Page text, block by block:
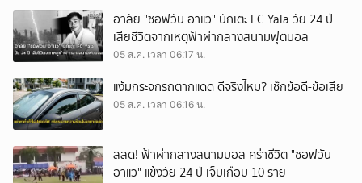
อาลัย "ซอฟวัน อาแว" นักเตะ FC Yala วัย 24 ปี
เสียชีวิตจากเหตุฟ้าผ่ากลางสนามฟุตบอล
05 ส.ค. เวลา 06.17 น.
แง้มกระจกรถตากแดด ดีจริงไหม? เช็กข้อดี-ข้อเสีย
05 ส.ค. เวลา 06.16 น.
สลด! ฟ้าผ่ากลางสนามบอล คร่าชีวิต "ซอฟวัน
อาแว" แข้งวัย 24 ปี เจ็บเกือบ 10 ราย